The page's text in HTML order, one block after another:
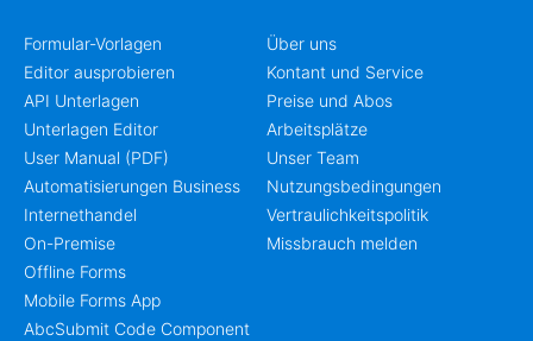
Formular-Vorlagen
Editor ausprobieren
API Unterlagen
Unterlagen Editor
User Manual (PDF)
Automatisierungen Business
Internethandel
On-Premise
Offline Forms
Mobile Forms App
AbcSubmit Code Component
Über uns
Kontant und Service
Preise und Abos
Arbeitsplätze
Unser Team
Nutzungsbedingungen
Vertraulichkeitspolitik
Missbrauch melden